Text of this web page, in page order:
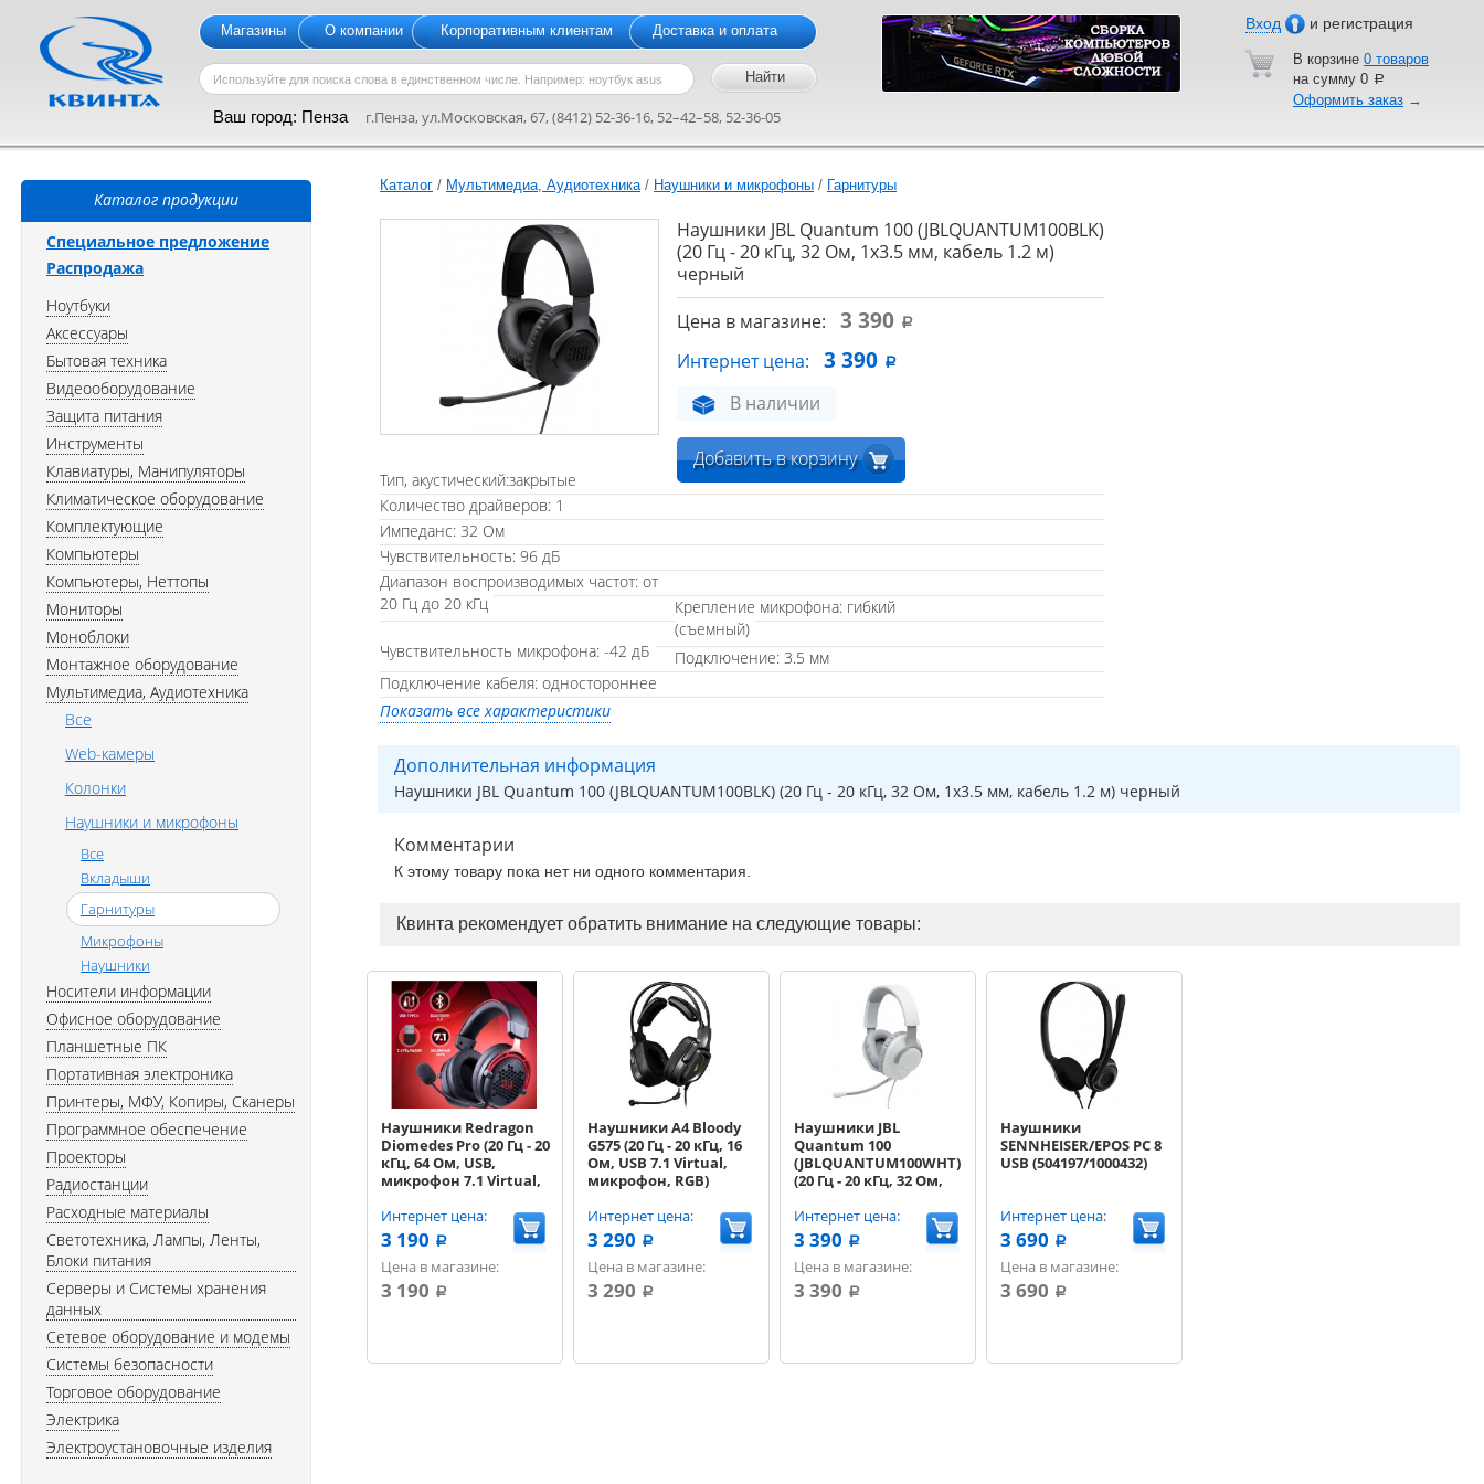
Вход и регистрация
В корзине 0 товаров
на сумму 0 a
Оформить заказ →
Магазины О компании Корпоративным клиентам Доставка и оплата
Ваш город: Пенза г.Пенза, ул.Московская, 67, (8412) 52-36-16, 52–42–58, 52-36-05
Каталог / Мультимедиа, Аудиотехника/ Наушники и микрофоны / Гарнитуры
Наушники JBL Quantum 100 (JBLQUANTUM100BLK)
(20 Гц - 20 кГц, 32 Ом, 1x3.5 мм, кабель 1.2 м)
черный
Цена в магазине:
3 390 a
Интернет цена: 3 390 a
В наличии
Добавить в корзину
Тип, акустический:закрытые
Количество драйверов: 1
Импеданс: 32 Ом
Чувствительность: 96 дБ
Диапазон воспроизводимых частот: от
20 Гц до 20 кГц
Крепление микрофона: гибкий
(съемный)
Чувствительность микрофона: -42 дБ
Подключение: 3.5 мм
Подключение кабеля: одностороннее
Показать все характеристики
Дополнительная информация
Наушники JBL Quantum 100 (JBLQUANTUM100BLK) (20 Гц - 20 кГц, 32 Ом, 1x3.5 мм, кабель 1.2 м) черный
Комментарии
К этому товару пока нет ни одного комментария.
Квинта рекомендует обратить внимание на следующие товары:
Наушники Redragon
Diomedes Pro (20 Гц - 20
кГц, 64 Ом, USB,
микрофон 7.1 Virtual,
радиоканал 72264)
черный / красный
Интернет цена:
3 190 a
Цена в магазине:
3 190 a
Наушники A4 Bloody
G575 (20 Гц - 20 кГц, 16
Ом, USB 7.1 Virtual,
микрофон, RGB)
Интернет цена:
3 290 a
Цена в магазине:
3 290 a
Наушники JBL
Quantum 100
(JBLQUANTUM100WHT)
(20 Гц - 20 кГц, 32 Ом,
,белый
Интернет цена:
3 390 a
Цена в магазине:
3 390 a
Наушники
SENNHEISER/EPOS PC 8
USB (504197/1000432)
Интернет цена:
3 690 a
Цена в магазине:
3 690 a
Каталог продукции
Специальное предложение
Распродажа
Ноутбуки
Аксессуары
Бытовая техника
Видеооборудование
Защита питания
Инструменты
Клавиатуры, Манипуляторы
Климатическое оборудование
Комплектующие
Компьютеры
Компьютеры, Неттопы
Мониторы
Моноблоки
Монтажное оборудование
Мультимедиа, Аудиотехника
Все
Web-камеры
Колонки
Наушники и микрофоны
Все
Вкладыши
Гарнитуры
Микрофоны
Наушники
Носители информации
Офисное оборудование
Планшетные ПК
Портативная электроника
Принтеры, МФУ, Копиры, Сканеры
Программное обеспечение
Проекторы
Радиостанции
Расходные материалы
Светотехника, Лампы, Ленты,
Блоки питания
Серверы и Системы хранения
данных
Сетевое оборудование и модемы
Системы безопасности
Торговое оборудование
Электрика
Электроустановочные изделия